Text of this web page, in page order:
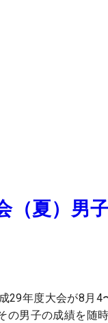
（夏）男
29年度大会が8月4
の男子の成績を随